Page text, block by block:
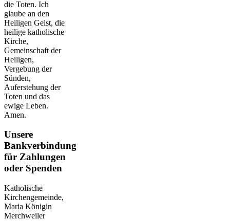
die Toten. Ich
glaube an den
Heiligen Geist, die
heilige katholische
Kirche,
Gemeinschaft der
Heiligen,
Vergebung der
Sünden,
Auferstehung der
Toten und das
ewige Leben.
Amen.
Unsere
Bankverbindung
für Zahlungen
oder Spenden
Katholische
Kirchengemeinde,
Maria Königin
Merchweiler